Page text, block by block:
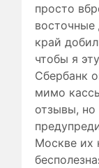
просто
край
чтобы я
Сбербанк
мимо
отзывы, но
Москве их